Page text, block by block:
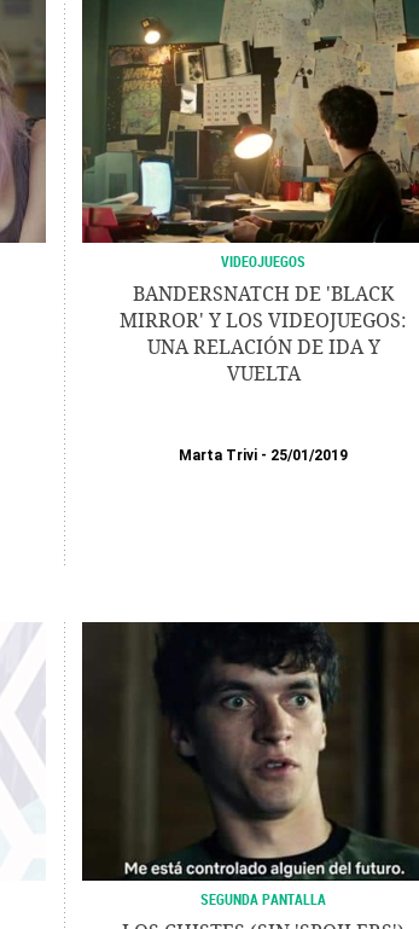
VIDEOJUEGOS
BANDERSNATCH DE 'BLACK
MIRROR' Y LOS VIDEOJUEGOS:
UNA RELACIÓN DE IDA Y
VUELTA
Marta Trivi 25/01/2019
SEGUNDA PANTALLA